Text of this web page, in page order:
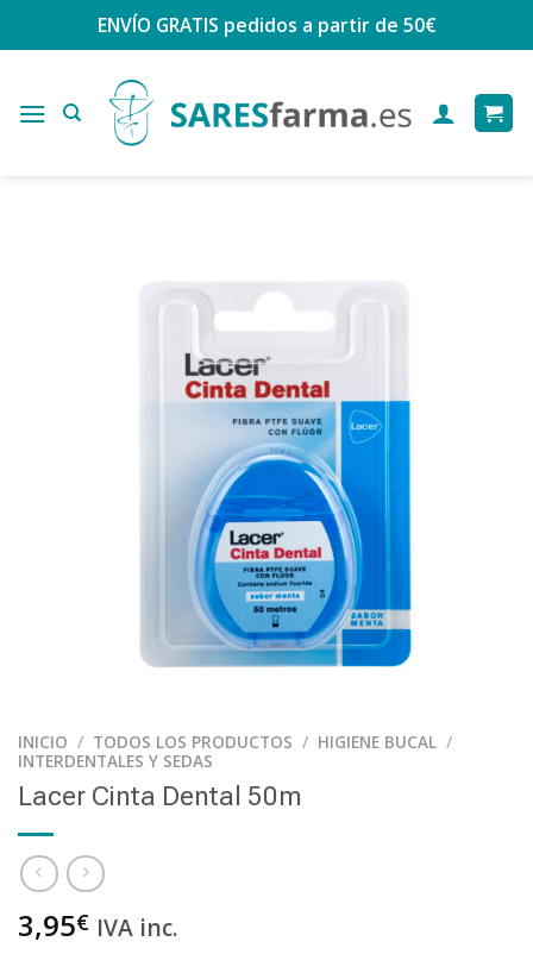
ENVÍO GRATIS pedidos a partir de 50€
INICIO / TODOS LOS PRODUCTOS / HIGIENE BUCAL /
INTERDENTALES Y SEDAS
Lacer Cinta Dental 50m
3,95€ IVA inc.